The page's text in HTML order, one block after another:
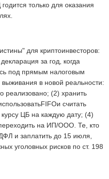
только для оказания
для криптоинвесторов:
за год, когда
под прямым налоговым
в новой реальности:
реализовано; (2) хранить
считать
ЦБ на каждую дату; (4)
на ИП/ООО. Те, кто
и заплатить до 15 июля,
уголовных рисков по ст. 198